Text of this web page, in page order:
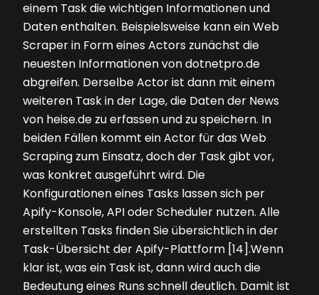
einem Task die wichtigen Informationen und
Daten enthalten. Beispielsweise kann ein Web
Scraper in Form eines Actors zunächst die
neuesten Informationen von dotnetpro.de
abgreifen. Derselbe Actor ist dann mit einem
weiteren Task in der Lage, die Daten der News
von heise.de zu erfassen und zu speichern. In
beiden Fällen kommt ein Actor für das Web
Scraping zum Einsatz, doch der Task gibt vor,
was konkret ausgeführt wird. Die
Konfigurationen eines Tasks lassen sich per
Apify-Konsole, API oder Scheduler nutzen. Alle
erstellten Tasks finden Sie übersichtlich in der
Task-Übersicht der Apify-Plattform [14].Wenn
klar ist, was ein Task ist, dann wird auch die
Bedeutung eines Runs schnell deutlich. Damit ist